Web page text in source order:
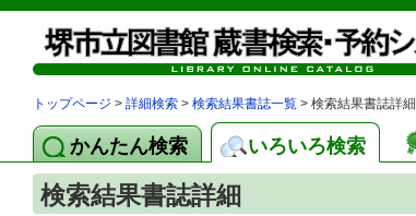
トップページ > 詳細検索 > 検索結果書誌一覧 > 検索結果書誌詳細
かんたん検索 いろいろ検索
検索結果書誌詳細